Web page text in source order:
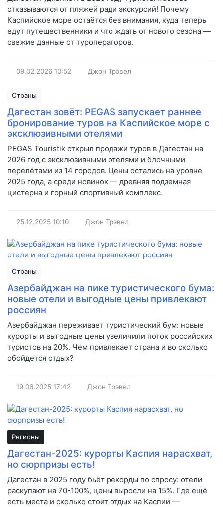
отказываются от пляжей ради экскурсий! Почему
Каспийское море остаётся без внимания, куда теперь
едут путешественники и что ждать от нового сезона —
свежие данные от туроператоров.
09.02.2026 10:52 Джон Трэвел
Страны
Дагестан зовёт: PEGAS запускает раннее
бронирование туров на Каспийское море с
эксклюзивными отелями
PEGAS Touristik открыл продажи туров в Дагестан на
2026 год с эксклюзивными отелями и блочными
перелётами из 14 городов. Цены остались на уровне
2025 года, а среди новинок — древняя подземная
цистерна и горный спортивный комплекс.
25.12.2025 10:10 Джон Трэвел
Страны
Азербайджан на пике туристического бума:
новые отели и выгодные цены привлекают
россиян
Азербайджан переживает туристический бум: новые
курорты и выгодные цены увеличили поток российских
туристов на 20%. Чем привлекает страна и во сколько
обойдется отдых?
19.06.2025 17:42 Джон Трэвел
Регионы
Дагестан-2025: курорты Каспия нарасхват,
но сюрпризы есть!
Дагестан в 2025 году бьёт рекорды по спросу: отели
раскупают на 70-100%, цены выросли на 15%. Где ещё
есть места и сколько стоит отдых на Каспии —